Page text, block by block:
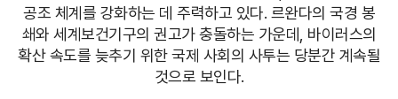
공조 체계를 강화하는 데 주력하고 있다. 르완다의 국경 봉
쇄와 세계보건기구의 권고가 충돌하는 가운데, 바이러스의
확산 속도를 늦추기 위한 국제 사회의 사투는 당분간 계속될
것으로 보인다.